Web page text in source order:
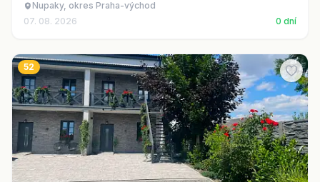
Nupaky, okres Praha-východ
07. 08. 2026
0 dní
52